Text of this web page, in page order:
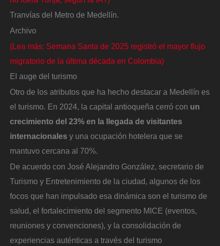
Tranvías del Metro de Medellín.
Archivo
(Lea más: Semana Santa de 2025 registró el mayor flujo
migratorio de la última década en Colombia)
El auge del turismo
Otro de los atributos que ha hecho destacar a Medellín es
el turismo. En 2024, la capital antioqueña cerró con un
crecimiento del 23% en la llegada de visitantes
internacionales y una ocupación hotelera que se
mantuvo cercana al 70%.
De acuerdo con José Alejandro González, secretario de
Turismo y Entretenimiento de la ciudad, algunos de los
focos que han impulsado esa dinámica son el turismo de
salud, el fortalecimiento del segmento MICE (eventos,
reuniones y convenciones), y la consolidación de
experiencias auténticas a través del turismo